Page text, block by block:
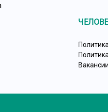
Вакансии